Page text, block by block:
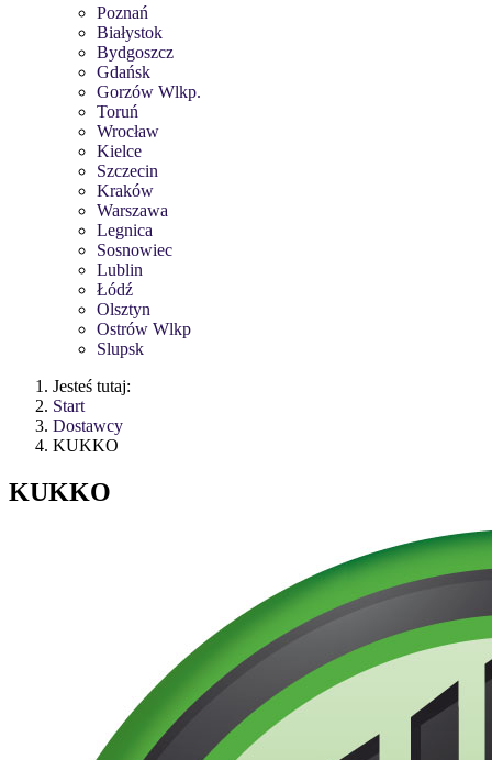
Poznań
Białystok
Bydgoszcz
Gdańsk
Gorzów Wlkp.
Toruń
Wrocław
Kielce
Szczecin
Kraków
Warszawa
Legnica
Sosnowiec
Lublin
Łódź
Olsztyn
Ostrów Wlkp
Slupsk
Jesteś tutaj:
Start
Dostawcy
KUKKO
KUKKO